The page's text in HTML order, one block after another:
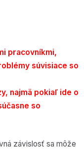
pracovníkmi,
súvisiace so
najmä pokiaľ ide o
so
závislosť sa môže